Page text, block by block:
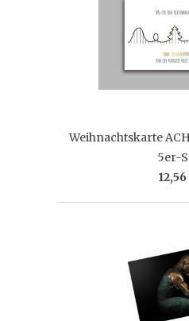
Weihnachtskarte
5er-